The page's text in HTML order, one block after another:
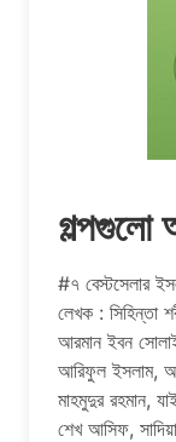
#৭ বেস্টসেলার
লেখক : সিহিন্তা
আরমান ইবন
আরিফুল ইসলাম,
মাহমুদুর রহমান,
শেখ আসিফ,